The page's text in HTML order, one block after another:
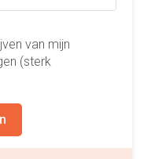
van mijn
(sterk